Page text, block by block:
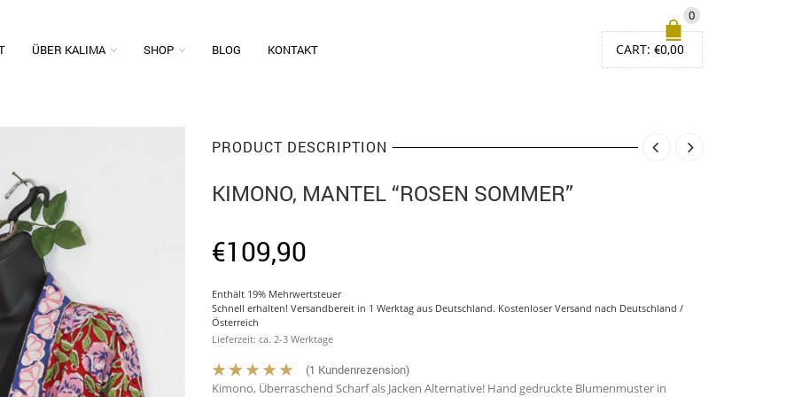
ÜBER KALIMA SHOP BLOG KONTAKT
0
CART: €0,00
PRODUCT DESCRIPTION
KIMONO, MANTEL “ROSEN SOMMER”
€109,90
Enthält 19% Mehrwertsteuer
Schnell erhalten! Versandbereit in 1 Werktag aus Deutschland. Kostenloser Versand nach Deutschland /
Österreich
Lieferzeit: ca. 2-3 Werktage
(1 Kundenrezension)
Kimono, Überraschend Scharf als Jacken Alternative! Hand gedruckte Blumenmuster in